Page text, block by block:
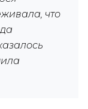
что